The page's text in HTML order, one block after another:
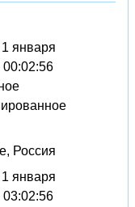
1 января
00:02:56
Россия
1 января
03:02:56